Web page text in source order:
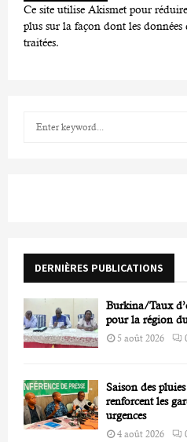
Ce site utilise Akismet pour
plus sur la façon dont les données
traitées.
r
DERNIÈRES PUBLICATIONS
Burkina/Taux
pour la région
5 août 2026
Saison des
renforcent les
urgences
4 août 2026